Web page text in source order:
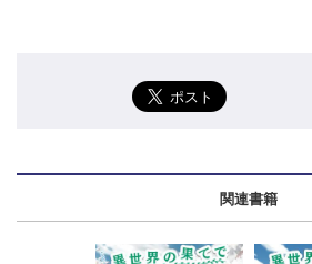
関連書籍